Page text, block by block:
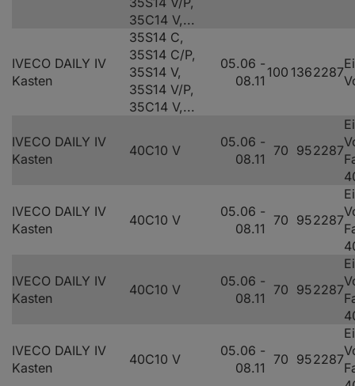
35C14 V,...
IVECO DAILY IV
Kasten
35S14 C,
35S14 C/P,
35S14 V,
35S14 V/P,
35C14 V,...
05.06 -
08.11
100 1362287
IVECO DAILY IV
Kasten
40C10 V
05.06 -
08.11
70 952287
IVECO DAILY IV
Kasten
40C10 V
05.06 -
08.11
70 952287
IVECO DAILY IV
Kasten
40C10 V
05.06 -
08.11
70 952287
IVECO DAILY IV
Kasten
40C10 V
05.06 -
08.11
70 952287